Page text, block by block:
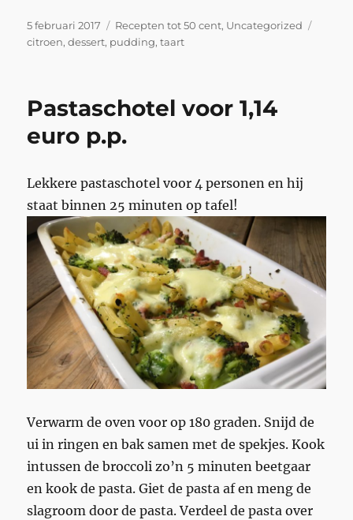
Geplaatst
op
5 februari 2017 Categorieën
Recepten tot 50 cent, Uncategorized
citroen,dessert, pudding,taart
Pastaschotel voor 1,14
euro p.p.
Lekkere pastaschotel voor 4 personen en hij
staat binnen 25 minuten op tafel!
Verwarm de oven voor op 180 graden. Snijd de
ui in ringen en bak samen met de spekjes. Kook
intussen de broccoli zo’n 5 minuten beetgaar
en kook de pasta. Giet de pasta af en meng de
slagroom door de pasta. Verdeel de pasta over